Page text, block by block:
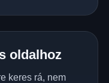
oldalhoz
keres rá, nem